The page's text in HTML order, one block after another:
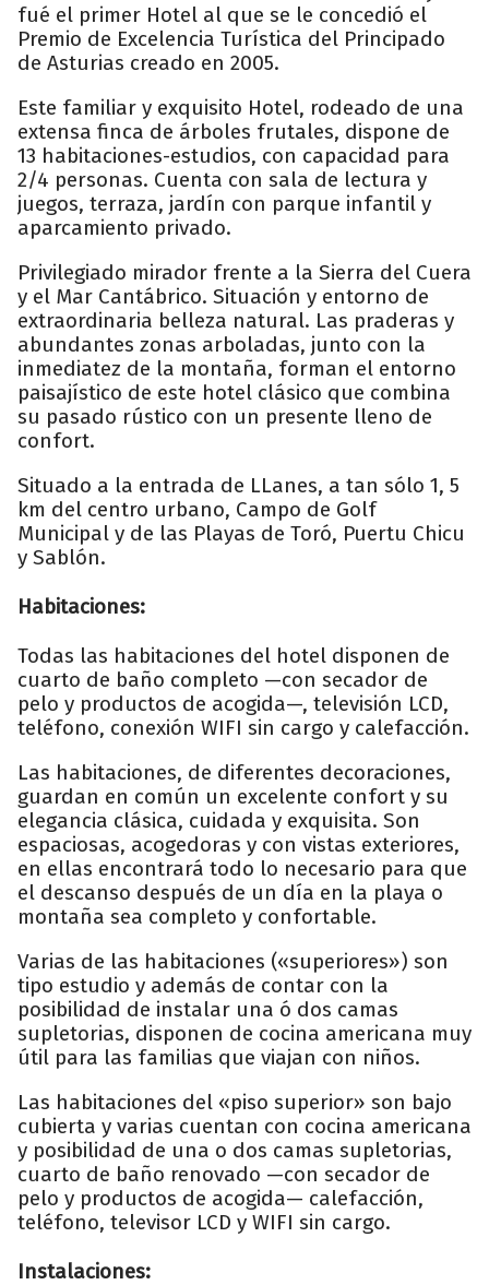
fué el primer Hotel al que se le concedió el
Premio de Excelencia Turística del Principado
de Asturias creado en 2005.
Este familiar y exquisito Hotel, rodeado de una
extensa finca de árboles frutales, dispone de
13 habitaciones-estudios, con capacidad para
2/4 personas. Cuenta con sala de lectura y
juegos, terraza, jardín con parque infantil y
aparcamiento privado.
Privilegiado mirador frente a la Sierra del Cuera
y el Mar Cantábrico. Situación y entorno de
extraordinaria belleza natural. Las praderas y
abundantes zonas arboladas, junto con la
inmediatez de la montaña, forman el entorno
paisajístico de este hotel clásico que combina
su pasado rústico con un presente lleno de
confort.
Situado a la entrada de LLanes, a tan sólo 1, 5
km del centro urbano, Campo de Golf
Municipal y de las Playas de Toró, Puertu Chicu
y Sablón.
Habitaciones:
Todas las habitaciones del hotel disponen de
cuarto de baño completo —con secador de
pelo y productos de acogida—, televisión LCD,
teléfono, conexión WIFI sin cargo y calefacción.
Las habitaciones, de diferentes decoraciones,
guardan en común un excelente confort y su
elegancia clásica, cuidada y exquisita. Son
espaciosas, acogedoras y con vistas exteriores,
en ellas encontrará todo lo necesario para que
el descanso después de un día en la playa o
montaña sea completo y confortable.
Varias de las habitaciones («superiores») son
tipo estudio y además de contar con la
posibilidad de instalar una ó dos camas
supletorias, disponen de cocina americana muy
útil para las familias que viajan con niños.
Las habitaciones del «piso superior» son bajo
cubierta y varias cuentan con cocina americana
y posibilidad de una o dos camas supletorias,
cuarto de baño renovado —con secador de
pelo y productos de acogida— calefacción,
teléfono, televisor LCD y WIFI sin cargo.
Instalaciones: